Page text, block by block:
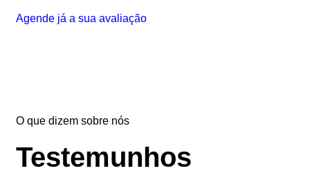
Agende já a sua avaliação
O que dizem sobre nós
Testemunhos